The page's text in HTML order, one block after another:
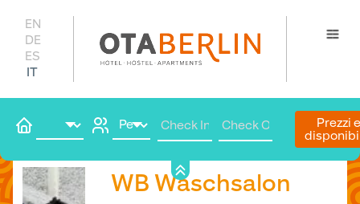
EN
DE
ES
IT
Prezzi
Prenota qui
WB Waschsalon